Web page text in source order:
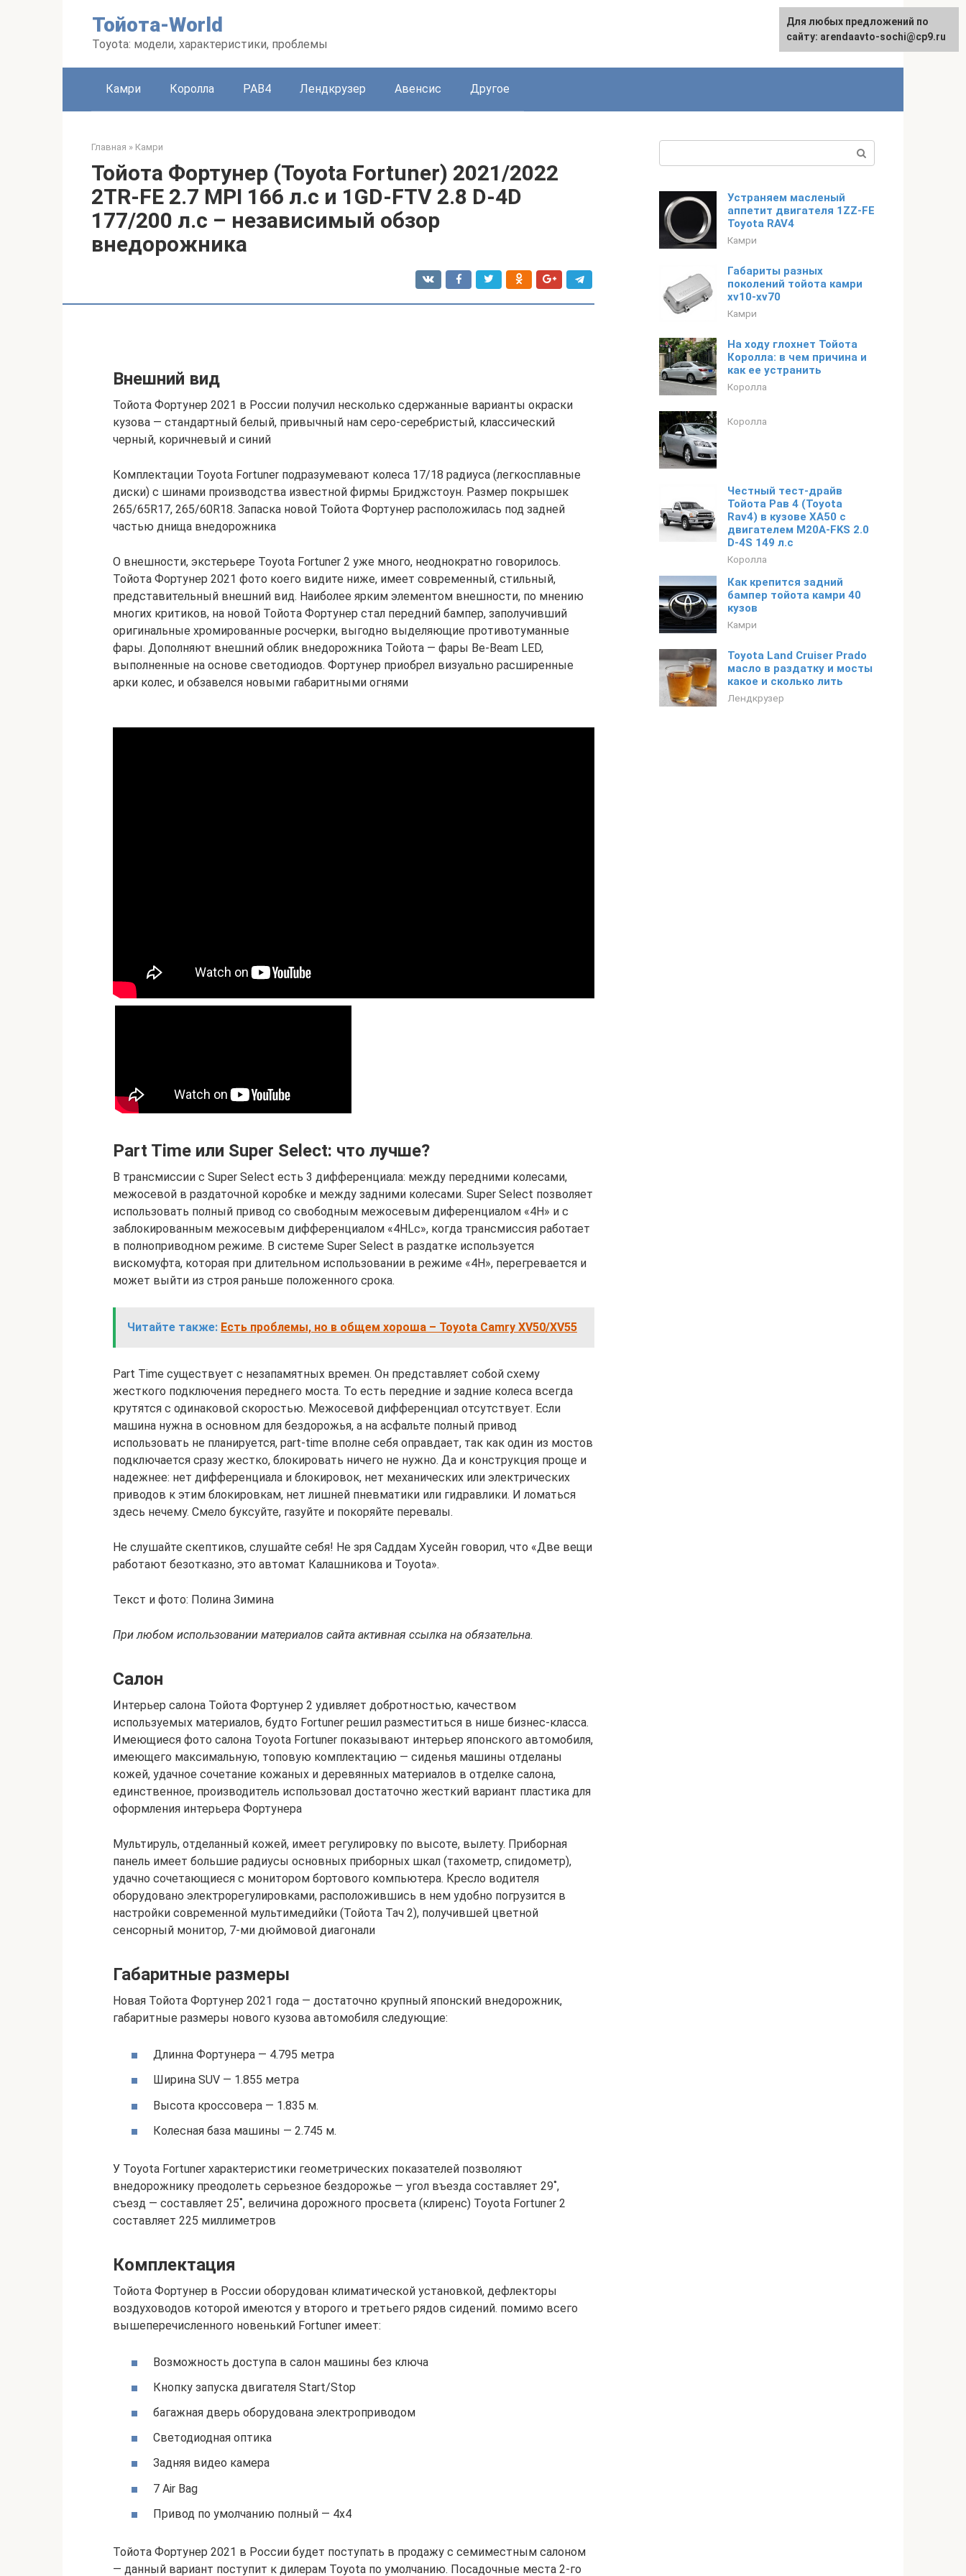
Тойота-World
Toyota: модели, характеристики, проблемы
English
Камри Королла РАВ4 Лендкрузер Авенсис Другое
Главная » Камри
Тойота Фортунер (Toyota Fortuner) 2021/2022
2TR-FE 2.7 MPI 166 л.с и 1GD-FTV 2.8 D-4D
177/200 л.с – независимый обзор
внедорожника
Внешний вид
Тойота Фортунер 2021 в России получил несколько сдержанные варианты окраски
кузова — стандартный белый, привычный нам серо-серебристый, классический
черный, коричневый и синий
Комплектации Toyota Fortuner подразумевают колеса 17/18 радиуса (легкосплавные
диски) с шинами производства известной фирмы Бриджстоун. Размер покрышек
265/65R17, 265/60R18. Запаска новой Тойота Фортунер расположилась под задней
частью днища внедорожника
О внешности, экстерьере Toyota Fortuner 2 уже много, неоднократно говорилось.
Тойота Фортунер 2021 фото коего видите ниже, имеет современный, стильный,
представительный внешний вид. Наиболее ярким элементом внешности, по мнению
многих критиков, на новой Тойота Фортунер стал передний бампер, заполучивший
оригинальные хромированные росчерки, выгодно выделяющие противотуманные
фары. Дополняют внешний облик внедорожника Тойота — фары Be-Beam LED,
выполненные на основе светодиодов. Фортунер приобрел визуально расширенные
арки колес, и обзавелся новыми габаритными огнями
Part Time или Super Select: что лучше?
В трансмиссии с Super Select есть 3 дифференциала: между передними колесами,
межосевой в раздаточной коробке и между задними колесами. Super Select позволяет
использовать полный привод со свободным межосевым диференциалом «4H» и с
заблокированным межосевым дифференциалом «4HLc», когда трансмиссия работает
в полноприводном режиме. В системе Super Select в раздатке используется
вискомуфта, которая при длительном использовании в режиме «4H», перегревается и
может выйти из строя раньше положенного срока.
Читайте также: Есть проблемы, но в общем хороша – Toyota Camry XV50/XV55
Part Time существует с незапамятных времен. Он представляет собой схему
жесткого подключения переднего моста. То есть передние и задние колеса всегда
крутятся с одинаковой скоростью. Межосевой дифференциал отсутствует. Если
машина нужна в основном для бездорожья, а на асфальте полный привод
использовать не планируется, part-time вполне себя оправдает, так как один из мостов
подключается сразу жестко, блокировать ничего не нужно. Да и конструкция проще и
надежнее: нет дифференциала и блокировок, нет механических или электрических
приводов к этим блокировкам, нет лишней пневматики или гидравлики. И ломаться
здесь нечему. Смело буксуйте, газуйте и покоряйте перевалы.
Не слушайте скептиков, слушайте себя! Не зря Саддам Хусейн говорил, что «Две вещи
работают безотказно, это автомат Калашникова и Toyota».
Текст и фото: Полина Зимина
При любом использовании материалов сайта активная ссылка на обязательна.
Салон
Интерьер салона Тойота Фортунер 2 удивляет добротностью, качеством
используемых материалов, будто Fortuner решил разместиться в нише бизнес-класса.
Имеющиеся фото салона Toyota Fortuner показывают интерьер японского автомобиля,
имеющего максимальную, топовую комплектацию — сиденья машины отделаны
кожей, удачное сочетание кожаных и деревянных материалов в отделке салона,
единственное, производитель использовал достаточно жесткий вариант пластика для
оформления интерьера Фортунера
Мультируль, отделанный кожей, имеет регулировку по высоте, вылету. Приборная
панель имеет большие радиусы основных приборных шкал (тахометр, спидометр),
удачно сочетающиеся с монитором бортового компьютера. Кресло водителя
оборудовано электрорегулировками, расположившись в нем удобно погрузится в
настройки современной мультимедийки (Тойота Тач 2), получившей цветной
сенсорный монитор, 7-ми дюймовой диагонали
Габаритные размеры
Новая Тойота Фортунер 2021 года — достаточно крупный японский внедорожник,
габаритные размеры нового кузова автомобиля следующие:
Длинна Фортунера — 4.795 метра
Ширина SUV — 1.855 метра
Высота кроссовера — 1.835 м.
Колесная база машины — 2.745 м.
У Toyota Fortuner характеристики геометрических показателей позволяют
внедорожнику преодолеть серьезное бездорожье — угол въезда составляет 29˚,
съезд — составляет 25˚, величина дорожного просвета (клиренс) Toyota Fortuner 2
составляет 225 миллиметров
Комплектация
Тойота Фортунер в России оборудован климатической установкой, дефлекторы
воздуховодов которой имеются у второго и третьего рядов сидений. помимо всего
вышеперечисленного новенький Fortuner имеет:
Возможность доступа в салон машины без ключа
Кнопку запуска двигателя Start/Stop
багажная дверь оборудована электроприводом
Светодиодная оптика
Задняя видео камера
7 Air Bag
Привод по умолчанию полный — 4х4
Тойота Фортунер 2021 в России будет поступать в продажу с семиместным салоном
— данный вариант поступит к дилерам Toyota по умолчанию. Посадочные места 2-го
Устраняем масленый
аппетит двигателя 1ZZ-FE
Toyota RAV4
Камри
Габариты разных
поколений тойота камри
xv10-xv70
Камри
На ходу глохнет Тойота
Королла: в чем причина и
как ее устранить
Королла
Королла
Честный тест-драйв
Тойота Рав 4 (Toyota
Rav4) в кузове XA50 с
двигателем M20A-FKS 2.0
D-4S 149 л.с
Королла
Как крепится задний
бампер тойота камри 40
кузов
Камри
Toyota Land Cruiser Prado
масло в раздатку и мосты
какое и сколько лить
Лендкрузер
Для любых предложений по
сайту: arendaavto-sochi@cp9.ru